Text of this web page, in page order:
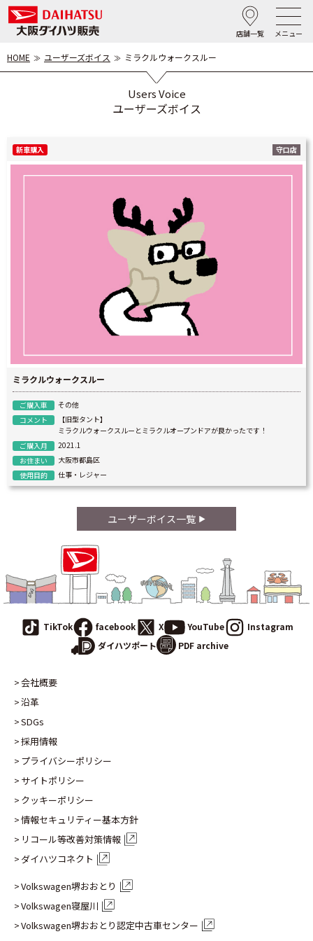
店舗一覧 メニュー
HOME ユーザーズボイス ミラクルウォークスルー
Users Voice
ユーザーズボイス
新車購入 守口店
ミラクルウォークスルー
ご購入車
その他
コメント
【旧型タント】
ミラクルウォークスルーとミラクルオープンドアが良かったです！
ご購入月
2021.1
お住まい
大阪市都島区
使用目的
仕事・レジャー
ユーザーボイス一覧
TikTok facebook X YouTube
Instagram
ダイハツポート
PDF archive
会社概要
沿革
SDGs
採用情報
プライバシーポリシー
サイトポリシー
クッキーポリシー
情報セキュリティー基本方針
リコール等改善対策情報
ダイハツコネクト
Volkswagen堺おおとり
Volkswagen寝屋川
Volkswagen堺おおとり認定中古車センター